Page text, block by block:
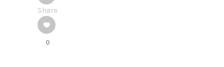
Share
0